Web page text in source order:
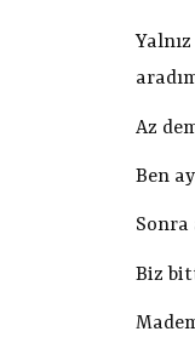
Az
Ben
Sonra
Biz